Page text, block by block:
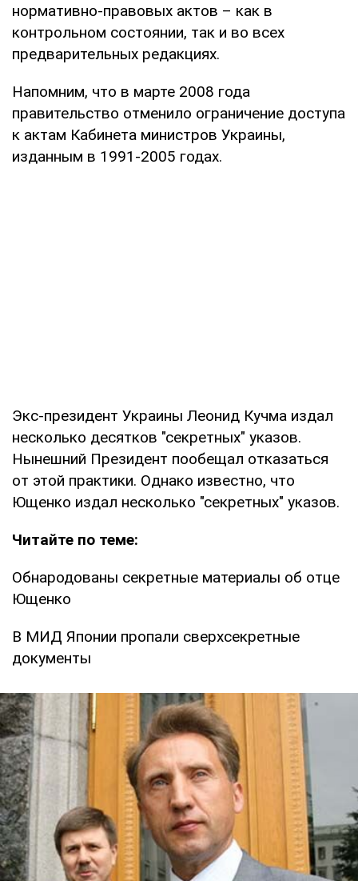
нормативно-правовых актов – как в
контрольном состоянии, так и во всех
предварительных редакциях.
Напомним, что в марте 2008 года
правительство отменило ограничение доступа
к актам Кабинета министров Украины,
изданным в 1991-2005 годах.
Экс-президент Украины Леонид Кучма издал
несколько десятков "секретных" указов.
Нынешний Президент пообещал отказаться
от этой практики. Однако известно, что
Ющенко издал несколько "секретных" указов.
Читайте по теме:
Обнародованы секретные материалы об отце
Ющенко
В МИД Японии пропали сверхсекретные
документы